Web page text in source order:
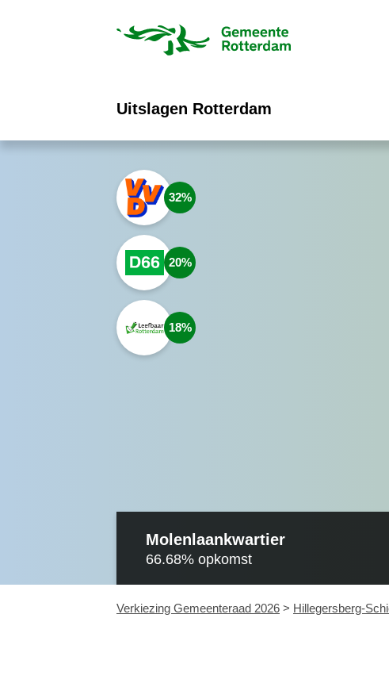
Uitslagen Rotterdam
32
20
18
Molenlaankwartier
66.68% opkomst
Verkiezing Gemeenteraad 2026 > Hillegersberg-